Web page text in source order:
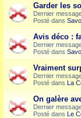
Garder les
Dernier
Posté dans
Avis déco :
Dernier
Posté dans
Vraiment
Dernier
Posté dans La
On galère
Dernier
Posté dans Le